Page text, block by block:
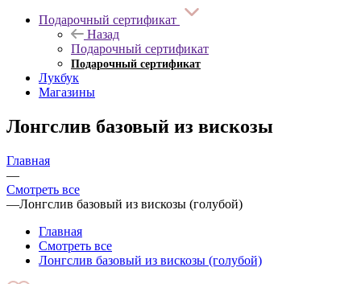
Подарочный сертификат
Назад
Подарочный сертификат
Подарочный сертификат
Лукбук
Магазины
Лонгслив базовый из вискозы
Главная
—
Смотреть все
—Лонгслив базовый из вискозы (голубой)
Главная
Смотреть все
Лонгслив базовый из вискозы (голубой)